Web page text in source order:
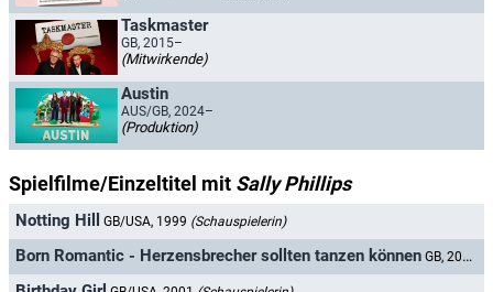
Taskmaster
GB, 2015–
(Mitwirkende)
Austin
AUS/GB, 2024–
(Produktion)
Spielfilme/Einzeltitel mit Sally Phillips
Notting Hill GB/USA, 1999 (Schauspielerin)
Born Romantic - Herzensbrecher sollten tanzen können GB, 2000